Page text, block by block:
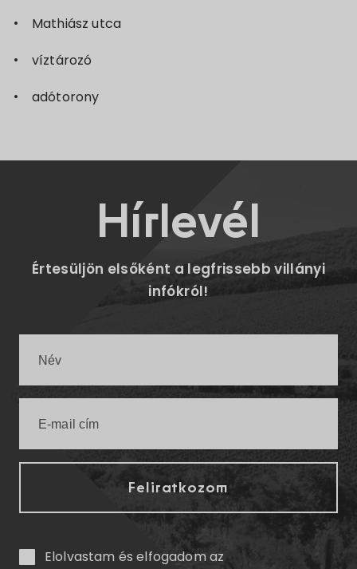
Mathiász utca
víztározó
adótorony
Hírlevél
Értesüljön elsőként a legfrissebb villányi
infókról!
Elolvastam és elfogadom az